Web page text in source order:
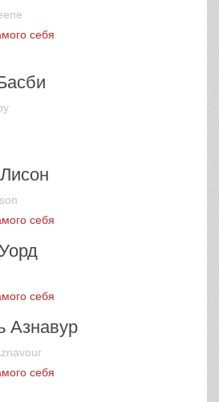
себя
себя
себя
Азнавур
себя